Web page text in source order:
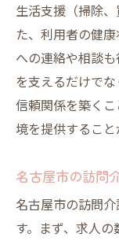
生活支援（掃除
た、利用者の健
への連絡や相談
を支えるだけで
信頼関係を築く
境を提供すること
名古屋市の訪問
名古屋市の訪問
す。まず、求人